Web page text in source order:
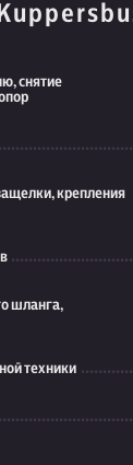
снятие
крепления
шланга,
техники